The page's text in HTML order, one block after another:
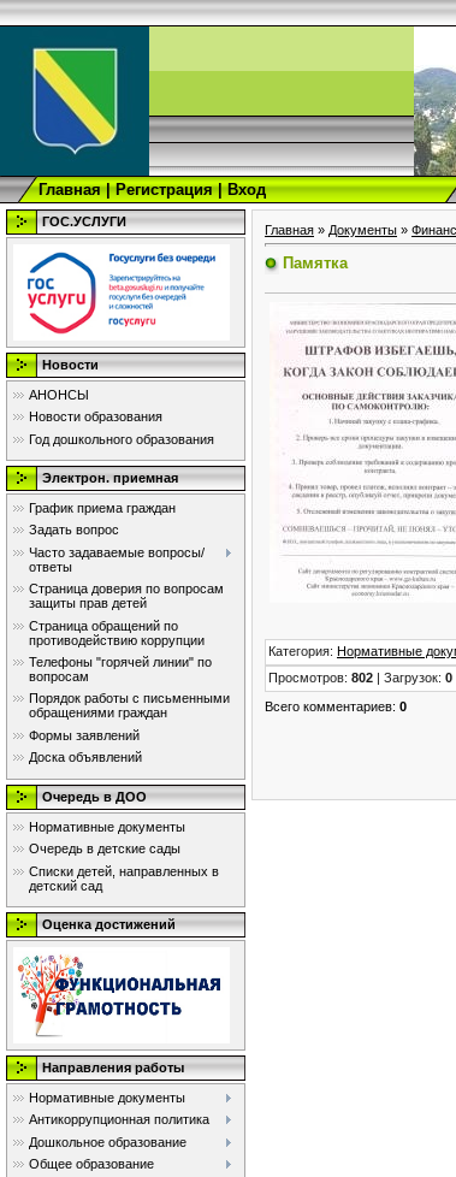
Главная|Регистрация|Вход
ГОС.УСЛУГИ
Новости
АНОНСЫ
Новости образования
Год дошкольного образования
Электрон. приемная
График приема граждан
Задать вопрос
Часто задаваемые вопросы/
ответы
Страница доверия по вопросам
защиты прав детей
Страница обращений по
противодействию коррупции
Телефоны "горячей линии" по
вопросам
Порядок работы с письменными
обращениями граждан
Формы заявлений
Доска объявлений
Очередь в ДОО
Нормативные документы
Очередь в детские сады
Списки детей, направленных в
детский сад
Оценка достижений
Направления работы
Нормативные документы
Антикоррупционная политика
Дошкольное образование
Общее образование
Главная » Документы »
Памятка
Категория: Нормативные
Просмотров: 802 | Загрузок: 0
Всего комментариев: 0